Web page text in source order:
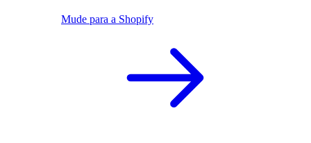
Mude para a Shopify